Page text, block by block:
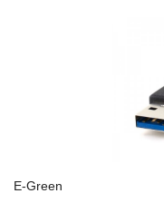
tehnika
E-Green